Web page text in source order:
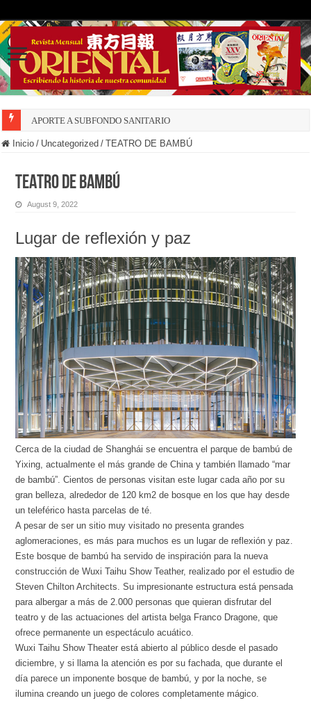
APORTE A SUBFONDO SANITARIO
Inicio / Uncategorized / TEATRO DE BAMBÚ
TEATRO DE BAMBÚ
August 9, 2022
Lugar de reflexión y paz
Cerca de la ciudad de Shanghái se encuentra el parque de bambú de
Yixing, actualmente el más grande de China y también llamado “mar
de bambú”. Cientos de personas visitan este lugar cada año por su
gran belleza, alrededor de 120 km2 de bosque en los que hay desde
un teleférico hasta parcelas de té.
A pesar de ser un sitio muy visitado no presenta grandes
aglomeraciones, es más para muchos es un lugar de reflexión y paz.
Este bosque de bambú ha servido de inspiración para la nueva
construcción de Wuxi Taihu Show Teather, realizado por el estudio de
Steven Chilton Architects. Su impresionante estructura está pensada
para albergar a más de 2.000 personas que quieran disfrutar del
teatro y de las actuaciones del artista belga Franco Dragone, que
ofrece permanente un espectáculo acuático.
Wuxi Taihu Show Theater está abierto al público desde el pasado
diciembre, y si llama la atención es por su fachada, que durante el
día parece un imponente bosque de bambú, y por la noche, se
ilumina creando un juego de colores completamente mágico.